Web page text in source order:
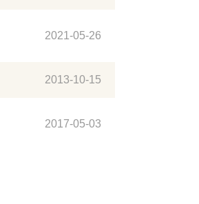
2021-05-26
2013-10-15
2017-05-03